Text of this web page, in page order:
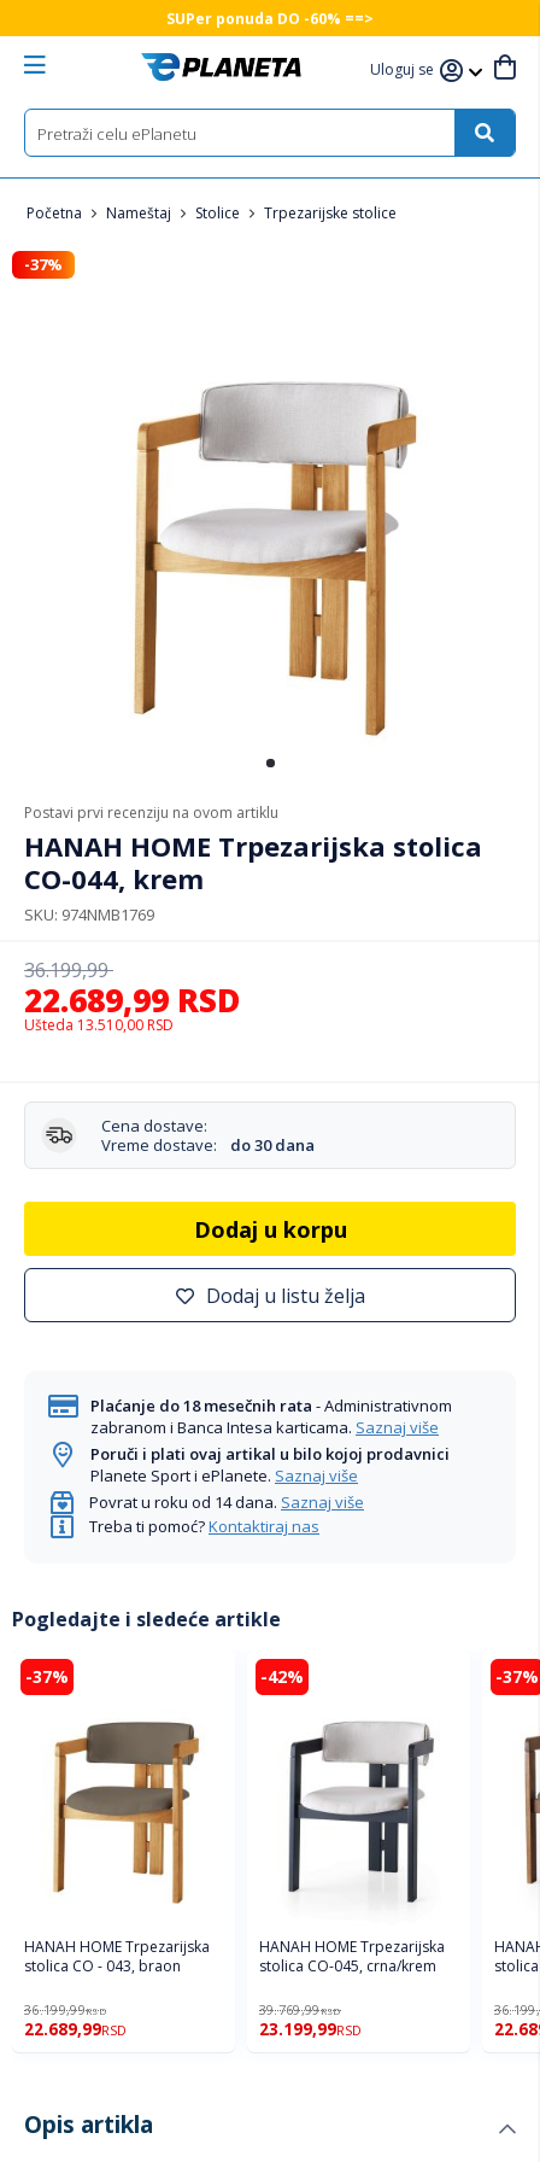
SUPer ponuda DO -60% ==>
Uloguj se
Početna Nameštaj Stolice Trpezarijske stolice
Postavi prvi recenziju na ovom artiklu
HANAH HOME Trpezarijska stolica
CO-044, krem
SKU 974NMB1769
22.689,99 RSD
36.199,99
Ušteda 13.510,00 RSD
Cena dostave:
Vreme dostave:
do 30 dana
Dodaj u korpu
Dodaj u listu želja
Plaćanje do 18 mesečnih rata - Administrativnom
zabranom i Banca Intesa karticama. Saznaj više
Poruči i plati ovaj artikal u bilo kojoj prodavnici
Planete Sport i ePlanete. Saznaj više
Povrat u roku od 14 dana. Saznaj više
Treba ti pomoć?Kontaktiraj nas
-37%
Pogledajte i sledeće artikle
-37%
HANAH HOME Trpezarijska
stolica CO - 043, braon
36.199,99RSD
22.689,99RSD
-42%
HANAH HOME Trpezarijska
stolica CO-045, crna/krem
39.769,99RSD
23.199,99RSD
-37%
HANAH HOME
Opis artikla